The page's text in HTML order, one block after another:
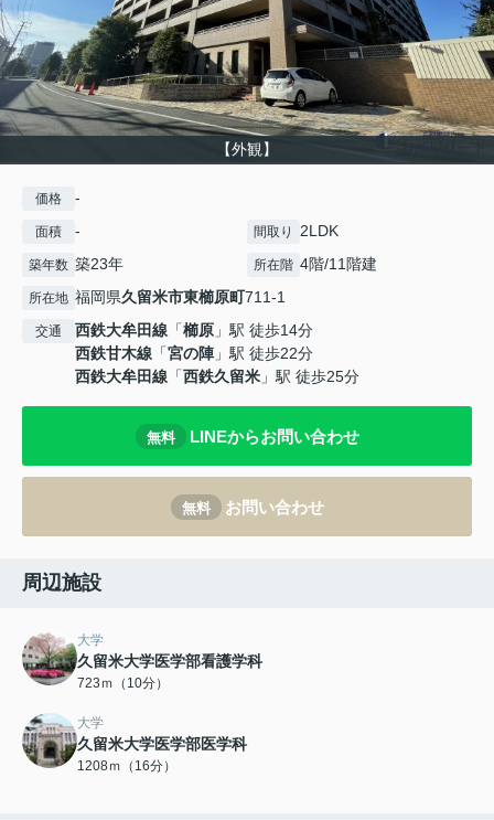
【外観】
価格 -
面積 - 間取り 2LDK
築年数 築23年 所在階 4階/11階建
所在地 福岡県久留米市東櫛原町711-1
交通 西鉄大牟田線 「櫛原 」駅 徒歩14分
西鉄甘木線 「宮の陣」駅 徒歩22分
西鉄大牟田線 「西鉄久留米 」駅 徒歩25分
無料 LINEからお問い合わせ
無料 お問い合わせ
周辺施設
大学
久留米大学医学部看護学科
723ｍ（10分）
大学
久留米大学医学部医学科
1208ｍ（16分）